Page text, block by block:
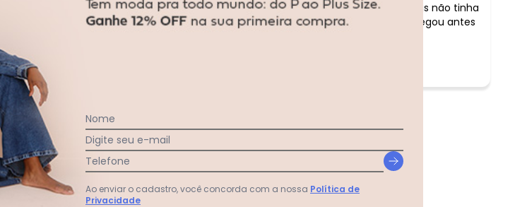
malha viscolinho otima comprei G1 pois não tinha
tamanho menor mais recomendo chegou antes
todas as avaliações
Nome
Digite seu e-mail
Telefone
Ao enviar o cadastro, você concorda com a nossa Política de
Privacidade